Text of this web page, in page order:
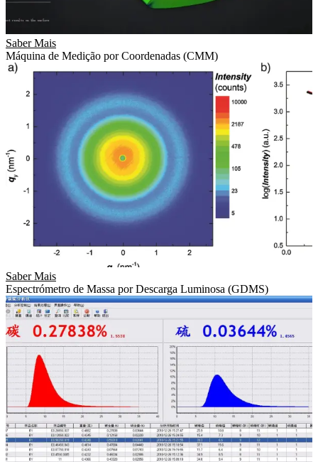
Saber Mais
Máquina de Medição por Coordenadas (CMM)
Saber Mais
Espectrómetro de Massa por Descarga Luminosa (GDMS)